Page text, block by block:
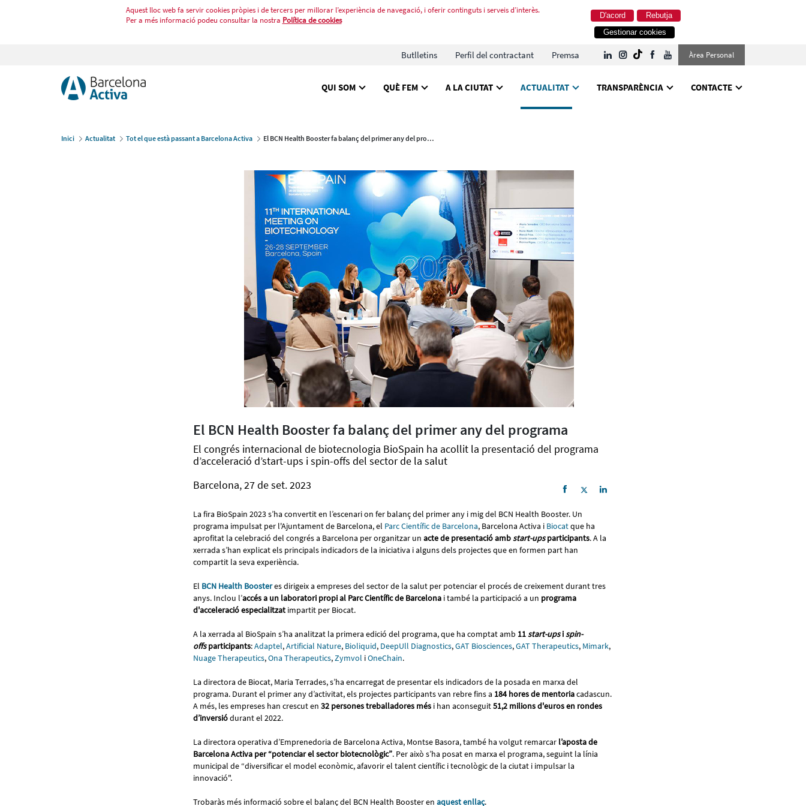
Aquest lloc web fa servir cookies pròpies i de tercers per millorar l’experiència de navegació, i oferir continguts i serveis d’interès.
Per a més informació podeu consultar la nostra Política de cookies Rebutja
D'acord
Gestionar cookies
Butlletins Perfil del contractant Premsa Àrea Personal
QUI SOM QUÈ FEM A LA CIUTAT ACTUALITAT TRANSPARÈNCIA CONTACTE
Inici Actualitat Tot el que està passant a Barcelona Activa El BCN Health Booster fa balanç del primer any del programa
El BCN Health Booster fa balanç del primer any del programa
El congrés internacional de biotecnologia BioSpain ha acollit la presentació del programa
d’acceleració d’start-ups i spin-offs del sector de la salut
Barcelona, 27 de set. 2023
La fira BioSpain 2023 s’ha convertit en l’escenari on fer balanç del primer any i mig del BCN Health Booster. Un
programa impulsat per l'Ajuntament de Barcelona, el Parc Científic de Barcelona, Barcelona Activa i Biocatque ha
aprofitat la celebració del congrés a Barcelona per organitzar un acte de presentació ambstart-upsparticipants. A la
xerrada s’han explicat els principals indicadors de la iniciativa i alguns dels projectes que en formen part han
compartit la seva experiència.
El BCN Health Boosteres dirigeix a empreses del sector de la salut per potenciar el procés de creixement durant tres
anys. Inclou l’accés a un laboratori propi al Parc Científic de Barcelona i també la participació a un programa
d'acceleració especialitzat impartit per Biocat.
A la xerrada al BioSpain s’ha analitzat la primera edició del programa, que ha comptat amb 11start-upsispin-
offsparticipants:Adaptel,Artificial Nature, Bioliquid, DeepUll Diagnostics,GAT Biosciences,GAT Therapeutics, Mimark,
Nuage Therapeutics,Ona Therapeutics,Zymvol iOneChain.
La directora de Biocat, Maria Terrades, s’ha encarregat de presentar els indicadors de la posada en marxa del
programa. Durant el primer any d’activitat, els projectes participants van rebre fins a 184 hores de mentoriacadascun.
A més, les empreses han crescut en 32 persones treballadores més i han aconseguit51,2 milions d'euros en rondes
d’inversiódurant el 2022.
La directora operativa d’Emprenedoria de Barcelona Activa, Montse Basora, també ha volgut remarcar l’aposta de
Barcelona Activa per “potenciar el sector biotecnològic”. Per això s’ha posat en marxa el programa, seguint la línia
municipal de “diversificar el model econòmic, afavorir el talent científic i tecnològic de la ciutat i impulsar la
innovació".
Trobaràs més informació sobre el balanç del BCN Health Booster en aquest enllaç.